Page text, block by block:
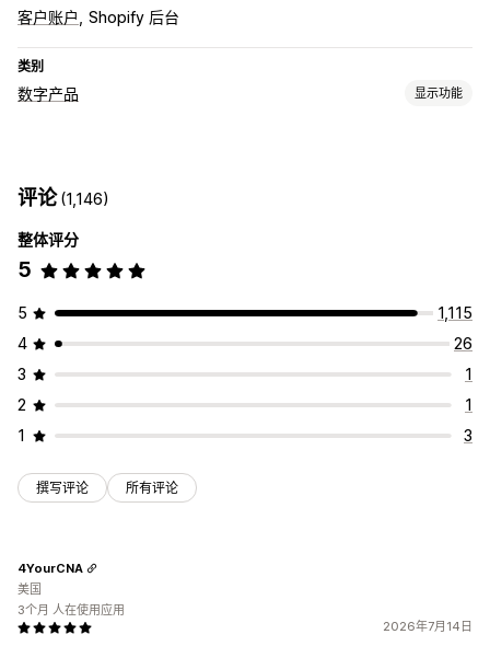
客户账户 Shopify 后台
类别
数字产品 显示功能
下载管理
电子邮件传送
无限制下载
分析 外部托管
文件安全性
许可密钥 文件加密 密码保护 水印 文件托管
评论(1,146)
整体评分
5
5
1,115
4
26
3
1
2
1
1
3
撰写评论 所有评论
2026年7月14日
4YourCNA
美国
3个月 人在使用应用